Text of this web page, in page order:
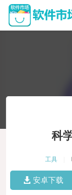
科
工具
安卓下载